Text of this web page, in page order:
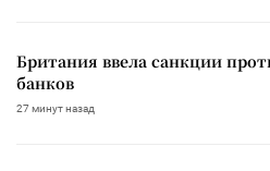
Британия ввела санкции
банков
27 минут назад